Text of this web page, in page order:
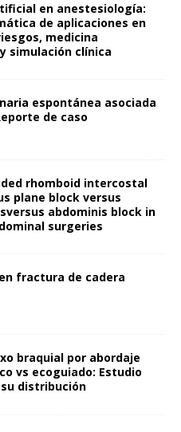
en anestesiología:
de aplicaciones en
medicina
simulación clínica
espontánea asociada
de caso
rhomboid intercostal
plane block versus
abdominis block in
surgeries
en fractura de cadera
braquial por abordaje
vs ecoguiado: Estudio
distribución